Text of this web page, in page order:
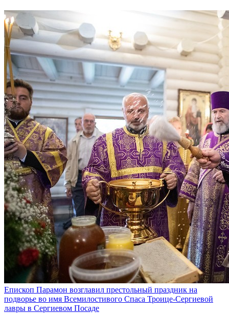
Епископ Парамон возглавил престольный праздник на
подворье во имя Всемилостивого Спаса Троице-Сергиевой
лавры в Сергиевом Посаде